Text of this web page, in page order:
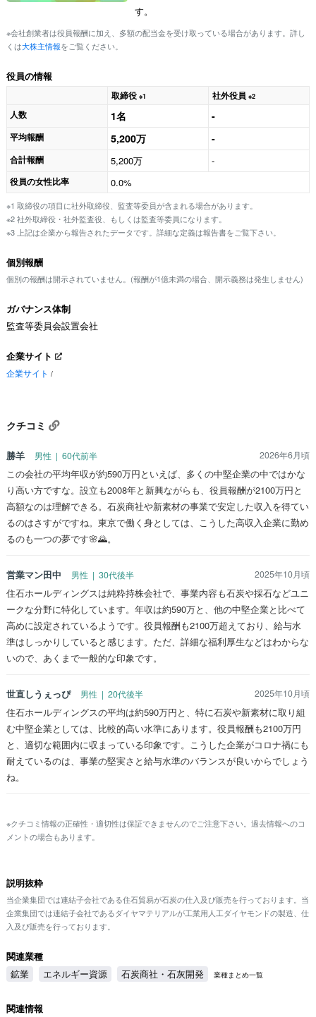
す。
※会社創業者は役員報酬に加え、多額の配当金を受け取っている場合があります。詳し
くは大株主情報をご覧ください。
役員の情報
取締役 ※1 社外役員 ※2
人数 1名 -
平均報酬 5,200万 -
合計報酬 5,200万 -
役員の女性比率 0.0%
※1 取締役の項目に社外取締役、監査等委員が含まれる場合があります。
※2 社外取締役・社外監査役、もしくは監査等委員になります。
※3 上記は企業から報告されたデータです。詳細な定義は報告書をご覧下さい。
個別報酬
個別の報酬は開示されていません。(報酬が1億未満の場合、開示義務は発生しません)
ガバナンス体制
監査等委員会設置会社
企業サイト
企業サイト /
クチコミ
勝羊 男性 | 60代前半 2026年6月頃
この会社の平均年収が約590万円といえば、多くの中堅企業の中ではかな
り高い方ですな。設立も2008年と新興ながらも、役員報酬が2100万円と
高額なのは理解できる。石炭商社や新素材の事業で安定した収入を得てい
るのはさすがですね。東京で働く身としては、こうした高収入企業に勤め
るのも一つの夢です🌸🌄。
営業マン田中 男性 | 30代後半 2025年10月頃
住石ホールディングスは純粋持株会社で、事業内容も石炭や採石などユニ
ークな分野に特化しています。年収は約590万と、他の中堅企業と比べて
高めに設定されているようです。役員報酬も2100万超えており、給与水
準はしっかりしていると感じます。ただ、詳細な福利厚生などはわからな
いので、あくまで一般的な印象です。
世直しうぇっぴ 男性 | 20代後半 2025年10月頃
住石ホールディングスの平均は約590万円と、特に石炭や新素材に取り組
む中堅企業としては、比較的高い水準にあります。役員報酬も2100万円
と、適切な範囲内に収まっている印象です。こうした企業がコロナ禍にも
耐えているのは、事業の堅実さと給与水準のバランスが良いからでしょう
ね。
※クチコミ情報の正確性・適切性は保証できませんのでご注意下さい。過去情報へのコ
メントの場合もあります。
説明抜粋
当企業集団では連結子会社である住石貿易が石炭の仕入及び販売を行っております。当
企業集団では連結子会社であるダイヤマテリアルが工業用人工ダイヤモンドの製造、仕
入及び販売を行っております。
関連業種
鉱業
エネルギー資源 石炭商社・石灰開発 業種まとめ一覧
関連情報